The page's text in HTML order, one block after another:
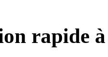
rapide